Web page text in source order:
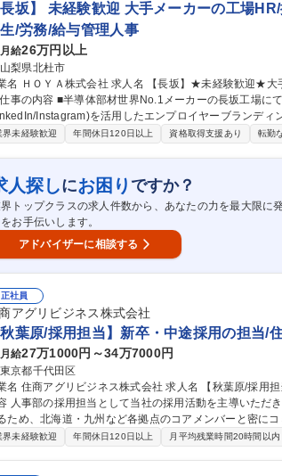
長坂】 未経験歓迎 大手メーカーの工場
/労務/給与管理人事
月給26万円以上
山梨県北杜市
株式会社 求人名 【長坂】★未経験歓迎★大手メーカーの工場HR/採用・育成・SNSブランディン
Instagram)を活用したエンプロイヤーブランディング等の
】(1)新卒・中途採用の企画・運営 (2)階層別・専門研修
大手メーカーの工場HR/採用・育成・SNSブランディン
界未経験歓迎 年間休日120日以上 資格取得支援あり 転勤
人探しにお困り ですか？
トップクラスの求人件数から、あなたの力を最大限に
をお手伝いします。
アドバイザーに相談する
正社員
アグリビジネス株式会社
秋葉原/採用担当】新卒・中途採用の担当/
月給27万1000円～34万7000円
東京都千代田区
アグリビジネス株式会社 求人名 【秋葉原/採用担当】新卒・中途採用の担当/住友商事グループ 仕事の
人事部の採用担当として当社の採用活動を主導いただ
ため、北海道・九州など各拠点のコアメンバーと密に
新卒】採用計画作成、採用イベントの運営、大学訪問、
界未経験歓迎 年間休日120日以上 月平均残業時間20時間以内